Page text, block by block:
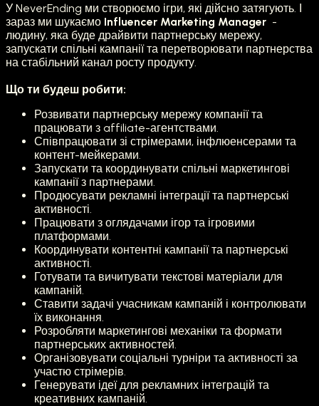
У NeverEnding ми створюємо ігри, які дійсно затягують. І
зараз ми шукаємо Influencer Marketing Manager -
людину, яка буде драйвити партнерську мережу,
запускати спільні кампанії та перетворювати партнерства
на стабільний канал росту продукту.
Що ти будеш робити:
Розвивати партнерську мережу компанії та
працювати з affiliate-агентствами.
Співпрацювати зі стрімерами, інфлюенсерами та
контент-мейкерами.
Запускати та координувати спільні маркетингові
кампанії з партнерами.
Продюсувати рекламні інтеграції та партнерські
активності.
Працювати з оглядачами ігор та ігровими
платформами.
Координувати контентні кампанії та партнерські
активності.
Готувати та вичитувати текстові матеріали для
кампаній.
Ставити задачі учасникам кампаній і контролювати
їх виконання.
Розробляти маркетингові механіки та формати
партнерських активностей.
Організовувати соціальні турніри та активності за
участю стрімерів.
Генерувати ідеї для рекламних інтеграцій та
креативних кампаній.